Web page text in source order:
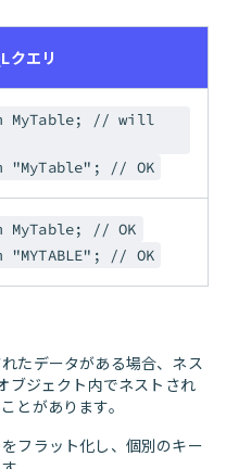
エリ
MyTable; // will
// OK
// OK
// OK
たデータがある場合、ネス
ブジェクト内でネストされ
とがあります。
フラット化し、個別のキー